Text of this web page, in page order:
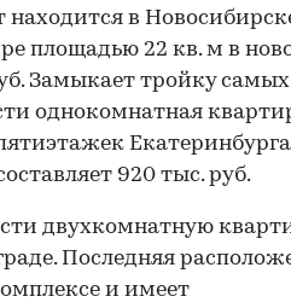
в
площадью 22 кв. м в
Замыкает тройку самых
однокомнатная
920 тыс. руб.
двухкомнатную
Последняя
и имеет